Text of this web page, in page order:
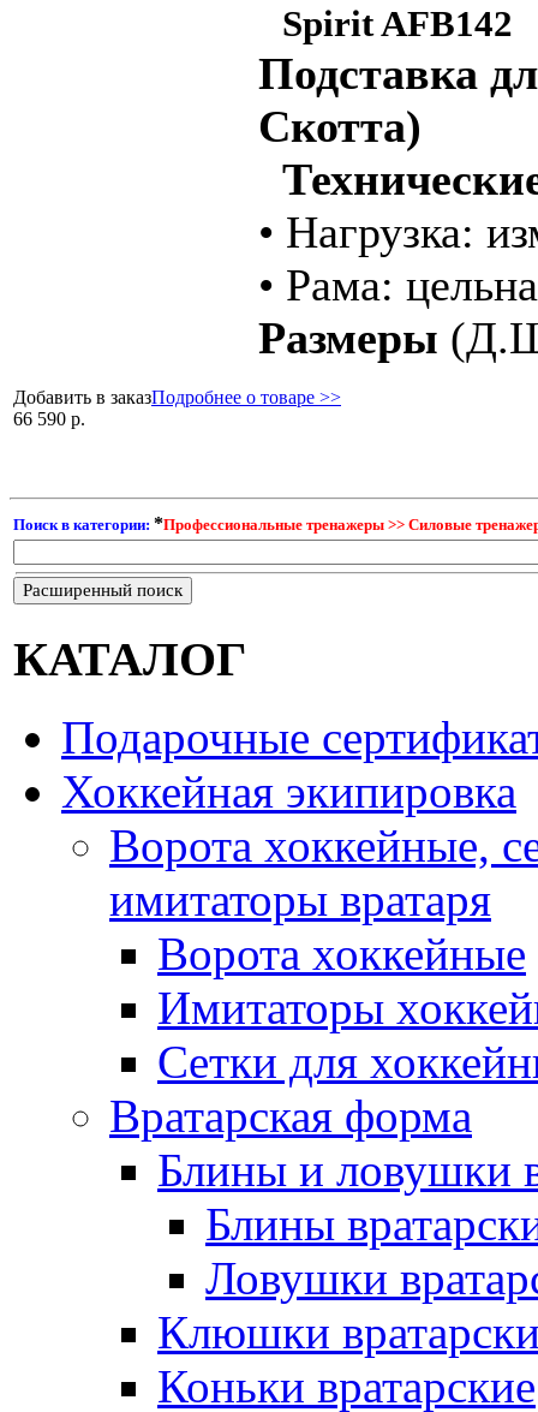
Spirit AFB142
Подставка
Скотта)
• Нагрузка:
• Рама:
Размеры
Добавить в заказПодробнее о товаре >>
66 590 р.
Поиск в категории: *Профессиональные тренажеры >> Силовые
Расширенный поиск
КАТАЛОГ
Подарочные
Хоккейная экипировка
Ворота хоккейные,
имитаторы вратаря
Ворота хоккейные
Имитаторы
Сетки для
Вратарская форма
Блины и ловушки
Блины
Ловушки
Клюшки
Коньки вратарские